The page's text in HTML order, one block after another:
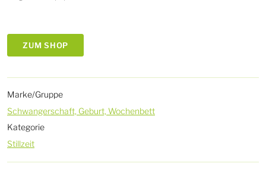
ZUM SHOP
Marke/Gruppe
Schwangerschaft, Geburt, Wochenbett
Kategorie
Stillzeit